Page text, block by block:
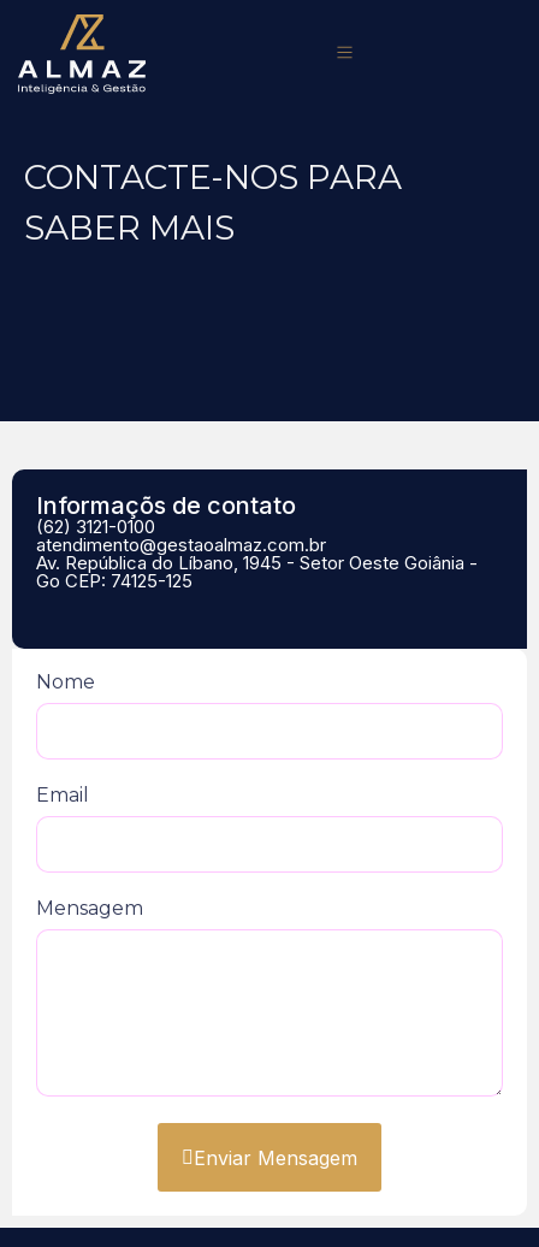
CONTACTE-NOS PARA
SABER MAIS
Informaçõs de contato
(62) 3121-0100
atendimento@gestaoalmaz.com.br
Av. República do Líbano, 1945 - Setor Oeste Goiânia -
Go CEP: 74125-125
Nome
Email
Mensagem
Enviar Mensagem